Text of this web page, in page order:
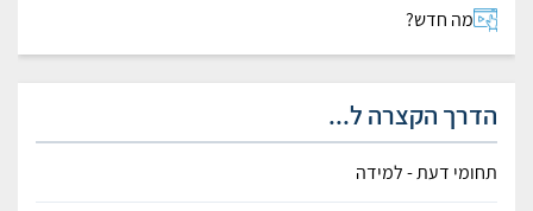
מה חדש?
הדרך הקצרה ל...
תחומי דעת - למידה